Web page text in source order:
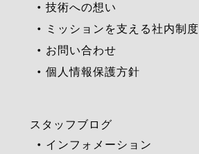
技術への想い
ミッションを支える社内制度
お問い合わせ
個人情報保護方針
スタッフブログ
インフォメーション